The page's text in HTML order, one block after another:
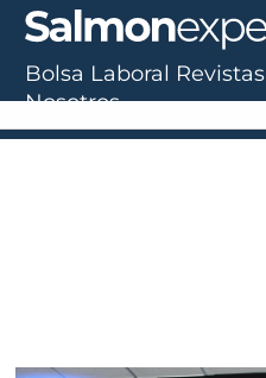
Bolsa Laboral Revistas
Nosotros